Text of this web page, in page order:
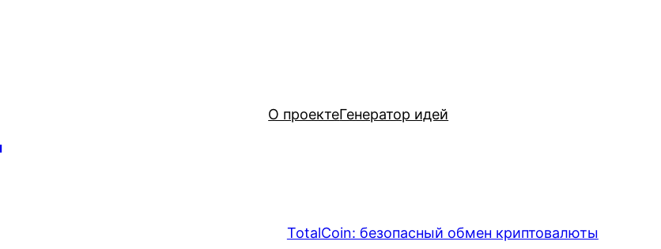
О проектеГенератор идей
TotalCoin: безопасный обмен криптовалюты